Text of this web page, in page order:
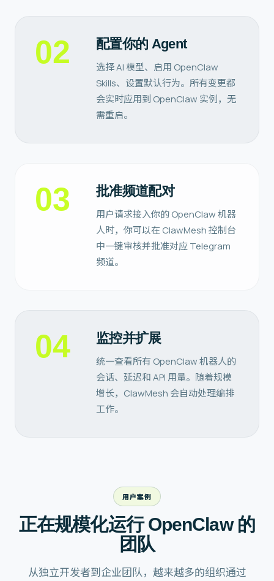
02 配置你的 Agent
选择 AI 模型、启用 OpenClaw
Skills、设置默认行为。所有变更都
会实时应用到 OpenClaw 实例，无
需重启。
03 批准频道配对
用户请求接入你的 OpenClaw 机器
人时，你可以在 ClawMesh 控制台
中一键审核并批准对应 Telegram
频道。
04 监控并扩展
统一查看所有 OpenClaw 机器人的
会话、延迟和 API 用量。随着规模
增长，ClawMesh 会自动处理编排
工作。
用户案例
正在规模化运行 OpenClaw 的
团队
从独立开发者到企业团队，越来越多的组织通过